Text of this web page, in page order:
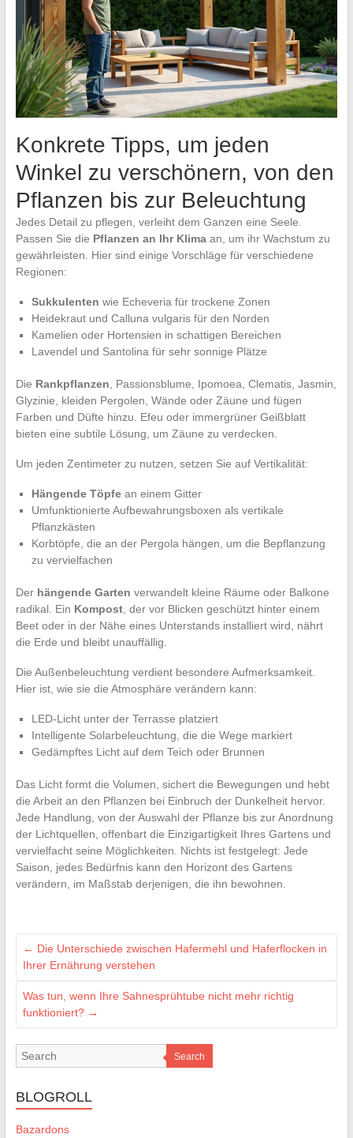
Konkrete Tipps, um jeden
Winkel zu verschönern, von den
Pflanzen bis zur Beleuchtung
Jedes Detail zu pflegen, verleiht dem Ganzen eine Seele.
Passen Sie die Pflanzen an Ihr Klimaan, um ihr Wachstum zu
gewährleisten. Hier sind einige Vorschläge für verschiedene
Regionen:
Sukkulenten wie Echeveria für trockene Zonen
Heidekraut und Calluna vulgaris für den Norden
Kamelien oder Hortensien in schattigen Bereichen
Lavendel und Santolina für sehr sonnige Plätze
Die Rankpflanzen , Passionsblume, Ipomoea, Clematis, Jasmin,
Glyzinie, kleiden Pergolen, Wände oder Zäune und fügen
Farben und Düfte hinzu. Efeu oder immergrüner Geißblatt
bieten eine subtile Lösung, um Zäune zu verdecken.
Um jeden Zentimeter zu nutzen, setzen Sie auf Vertikalität:
Hängende Töpfean einem Gitter
Umfunktionierte Aufbewahrungsboxen als vertikale
Pflanzkästen
Korbtöpfe, die an der Pergola hängen, um die Bepflanzung
zu vervielfachen
Der hängende Garten verwandelt kleine Räume oder Balkone
radikal. Ein Kompost, der vor Blicken geschützt hinter einem
Beet oder in der Nähe eines Unterstands installiert wird, nährt
die Erde und bleibt unauffällig.
Die Außenbeleuchtung verdient besondere Aufmerksamkeit.
Hier ist, wie sie die Atmosphäre verändern kann:
LED-Licht unter der Terrasse platziert
Intelligente Solarbeleuchtung, die die Wege markiert
Gedämpftes Licht auf dem Teich oder Brunnen
Das Licht formt die Volumen, sichert die Bewegungen und hebt
die Arbeit an den Pflanzen bei Einbruch der Dunkelheit hervor.
Jede Handlung, von der Auswahl der Pflanze bis zur Anordnung
der Lichtquellen, offenbart die Einzigartigkeit Ihres Gartens und
vervielfacht seine Möglichkeiten. Nichts ist festgelegt: Jede
Saison, jedes Bedürfnis kann den Horizont des Gartens
verändern, im Maßstab derjenigen, die ihn bewohnen.
← Die Unterschiede zwischen Hafermehl und Haferflocken in
Ihrer Ernährung verstehen
Was tun, wenn Ihre Sahnesprühtube nicht mehr richtig
funktioniert? →
Search
BLOGROLL
Bazardons